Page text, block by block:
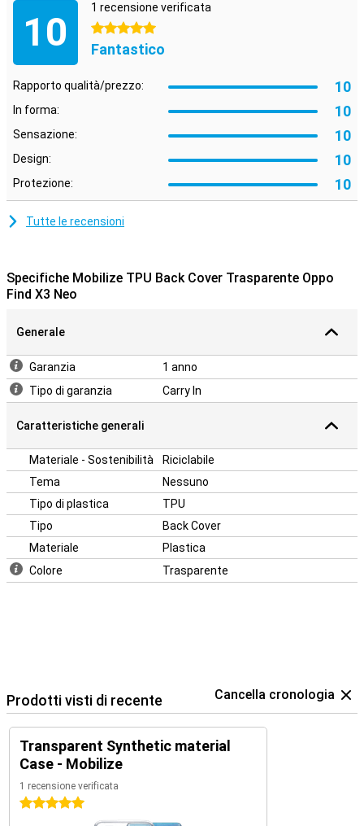
10
1 recensione verificata
5 stelle
Fantastico
Rapporto qualità/prezzo: 10
In forma: 10
Sensazione: 10
Design: 10
Protezione: 10
Tutte le recensioni
Specifiche Mobilize TPU Back Cover Trasparente Oppo
Find X3 Neo
Generale
Garanzia
1 anno
Tipo di garanzia
Carry In
Caratteristiche generali
Materiale - Sostenibilità
Riciclabile
Tema
Nessuno
Tipo di plastica
TPU
Tipo
Back Cover
Materiale
Plastica
Colore
Trasparente
Prodotti visti di recente Cancella cronologia
Transparent Synthetic material
Case - Mobilize
1 recensione verificata
5 stelle